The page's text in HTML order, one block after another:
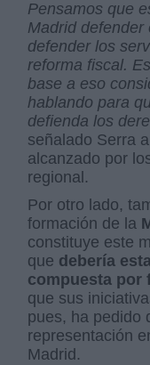
Pensamos que
Madrid defender
defender los
reforma fiscal.
base a eso
hablando para
defienda los
señalado Serra
alcanzado por
regional.
Por otro lado,
formación de la
constituye este
que debería
compuesta por
que sus
pues, ha pedido
representación
Madrid.